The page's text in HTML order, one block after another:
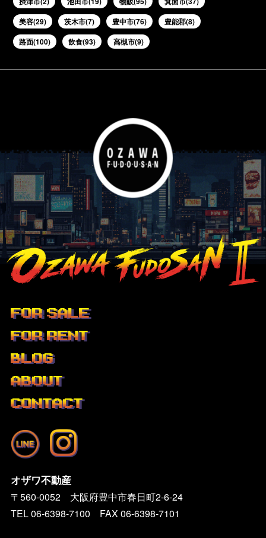
美容(29)
茨木市(7) 豊中市(76)
豊能郡(8)
路面(100)
飲食(93) 高槻市(9)
FOR SALE
FOR RENT
BLOG
ABOUT
CONTACT
オザワ不動産
〒560-0052 大阪府豊中市春日町2-6-24
TEL06-6398-7100 FAX 06-6398-7101